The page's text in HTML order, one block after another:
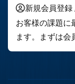
飾高級万年筆のボー
ツ5️⃣ 形状と精度の
ウケイ酸ガラスを精
変化が少ない「安定
度によって液体の粘
法が変わらないこと
$1.0mm \sim
新規会員登
お客様の課題に
ます。まずは会